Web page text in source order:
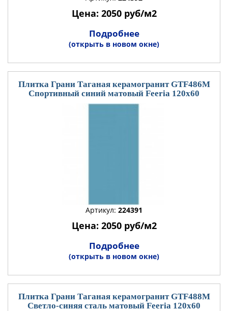
Цена: 2050 руб/м2
Подробнее
(открыть в новом окне)
Плитка Грани Таганая керамогранит GTF486М
Спортивный синий матовый Feeria 120x60
Артикул: 224391
Цена: 2050 руб/м2
Подробнее
(открыть в новом окне)
Плитка Грани Таганая керамогранит GTF488М
Светло-синяя сталь матовый Feeria 120x60